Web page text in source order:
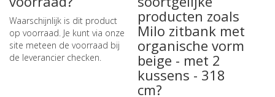
Waarschijnlijk is dit product
op voorraad. Je kunt via onze
site meteen de voorraad bij
de leverancier checken.
producten zoals
Milo zitbank met
organische vorm
beige - met 2
kussens - 318
cm?